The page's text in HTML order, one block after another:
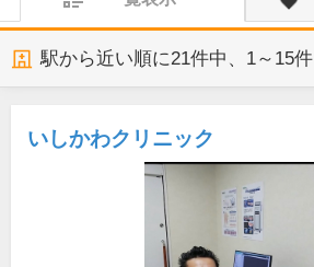
駅から近い順に21件中、 1～15件
いしかわクリニック